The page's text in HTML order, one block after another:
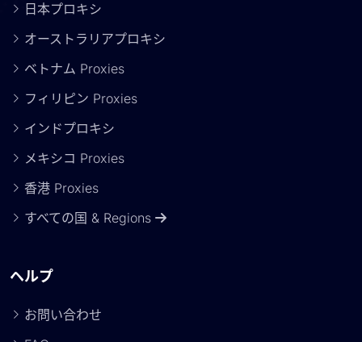
日本プロキシ
オーストラリアプロキシ
ベトナム Proxies
フィリピン Proxies
インドプロキシ
メキシコ Proxies
香港 Proxies
すべての国 & Regions
ヘルプ
お問い合わせ